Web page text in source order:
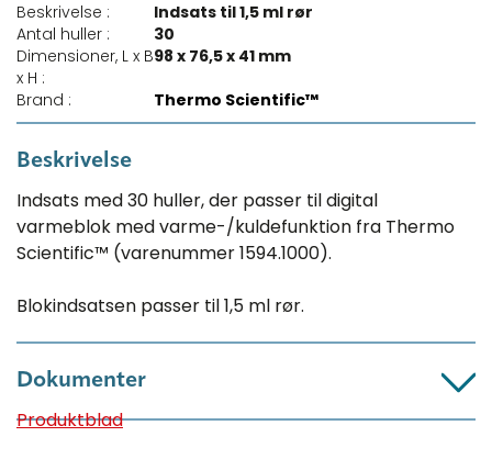
Beskrivelse :
Indsats til 1,5 ml rør
Antal huller :
30
Dimensioner, L x B
x H :
98 x 76,5 x 41 mm
Brand :
Thermo Scientific™
Beskrivelse
Indsats med 30 huller, der passer til digital
varmeblok med varme-/kuldefunktion fra Thermo
Scientific™ (varenummer 1594.1000).
Blokindsatsen passer til 1,5 ml rør.
Dokumenter
Produktblad